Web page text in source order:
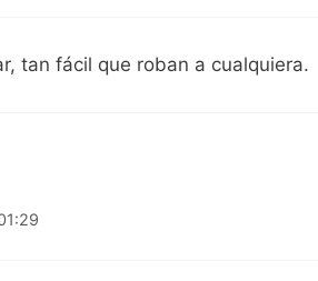
tan fácil que roban a cualquiera.